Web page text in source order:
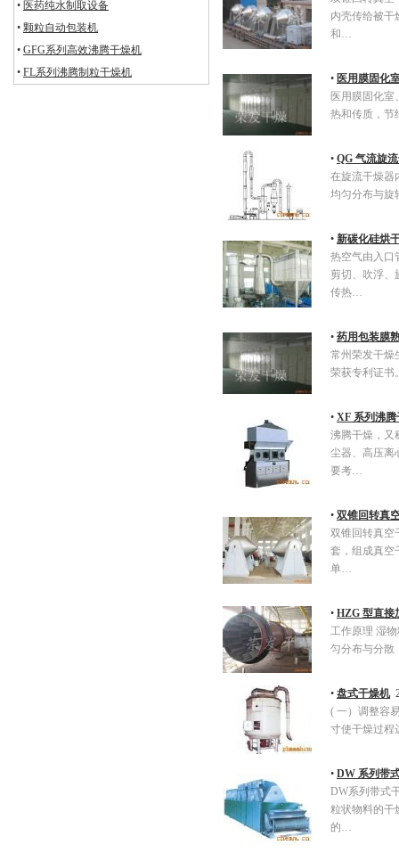
• 医药纯水制取设备
• 颗粒自动包装机
• GFG系列高效沸腾干燥机
• FL系列沸腾制粒干燥机
内壳传给被干
和…
• 医用膜固化
医用膜固化
热和传质，节
• QG 气流旋
在旋流干燥器
均匀分布与旋
• 新碳化硅烘
热空气由入口
剪切、吹浮、
传热…
• 药用包装膜
常州荣发干燥
荣获专利证书
• XF 系列沸
沸腾干燥，又
尘器、高压离
要考…
• 双锥回转真
双锥回转真空
套，组成真空
单…
• HZG 型直接
工作原理 湿
匀分布与分散
• 盘式干燥机
( 一）调整容
寸使干燥过程
• DW 系列带
DW系列带式
粒状物料的干
的…